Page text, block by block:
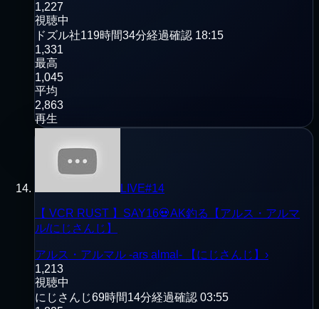
1,227
視聴中
ドズル社119時間34分経過確認 18:15
1,331
最高
1,045
平均
2,863
再生
LIVE#14
【 VCR RUST 】SAY16💀AK釣る【アルス・アルマ
ル/にじさんじ】
アルス・アルマル -ars almal- 【にじさんじ】 ›
1,213
視聴中
にじさんじ69時間14分経過確認 03:55